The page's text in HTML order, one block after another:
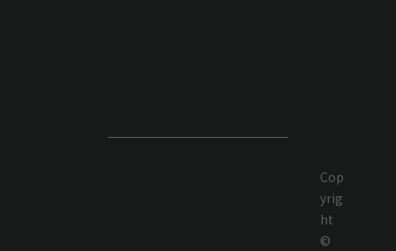
Cop
yrig
ht
©